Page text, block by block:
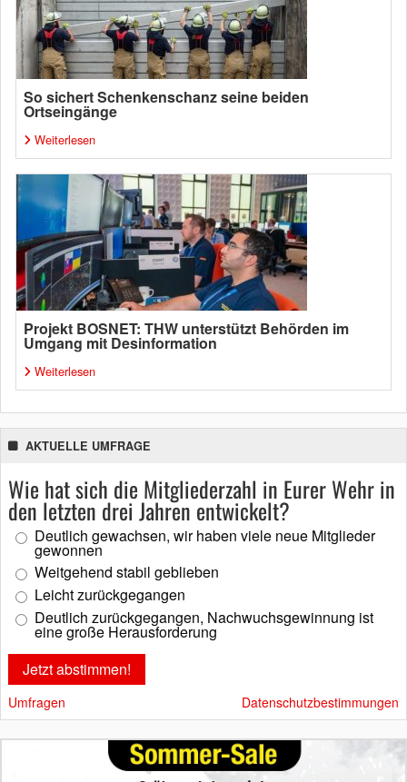
So sichert Schenkenschanz seine beiden
Ortseingänge
Weiterlesen
Projekt BOSNET: THW unterstützt Behörden im
Umgang mit Desinformation
Weiterlesen
AKTUELLE UMFRAGE
Wie hat sich die Mitgliederzahl in Eurer Wehr in
den letzten drei Jahren entwickelt?
Deutlich gewachsen, wir haben viele neue Mitglieder
gewonnen
Weitgehend stabil geblieben
Leicht zurückgegangen
Deutlich zurückgegangen, Nachwuchsgewinnung ist
eine große Herausforderung
Umfragen Datenschutzbestimmungen